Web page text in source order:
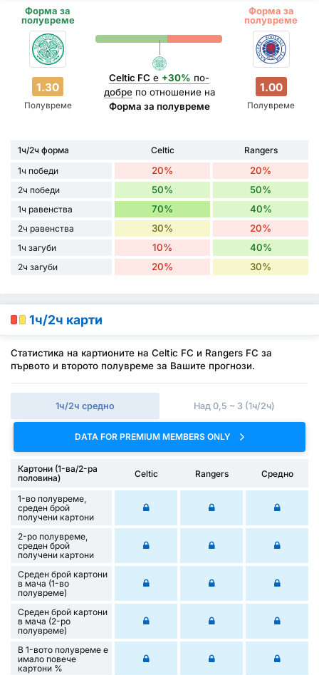
Форма за
полувреме
Форма за
полувреме
1.30
Полувреме
Celtic FC е +30% по-
добрепо отношение на
Форма за полувреме
1.00
Полувреме
1ч/2ч форма Celtic
Rangers
1ч победи
20% 20%
2ч победи 50% 50%
1ч равенства 70% 40%
2ч равенства 30% 20%
1ч загуби 10% 40%
2ч загуби 20% 30%
1ч/2ч карти
Статистика на картионите на Celtic FC и Rangers FC за
първото и второто полувреме за Вашите прогнози.
1ч/2ч средно Над 0,5 ~ 3 (1ч/2ч)
DATA FOR PREMIUM MEMBERS ONLY
Картони (1-ва/2-ра
половина)
Celtic Rangers Средно
1-во полувреме,
среден брой
получени картони
2-ро полувреме,
среден брой
получени картони
Среден брой картони
в мача (1-во
полувреме)
Среден брой картони
в мача (2-ро
полувреме)
В 1-вото полувреме е
имало повече
картони %